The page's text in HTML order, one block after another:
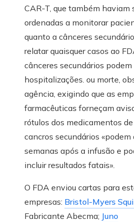
CAR-T, que também haviam
ordenadas a monitorar
quanto a cânceres
relatar quaisquer casos ao
cânceres secundários
hospitalizações. ou morte,
agência, exigindo que as
farmacêuticas forneçam
rótulos dos medicamentos de
cancros secundários «podem
semanas após a infusão e
incluir resultados fatais».
O FDA enviou cartas para
empresas: Bristol-Myers
Fabricante Abecma; Juno